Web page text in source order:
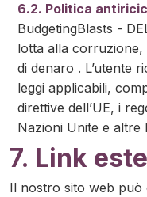
6.2. Politica
BudgetingBlasts -
lotta alla corruzione,
di denaro . L’utente
leggi applicabili,
direttive dell’UE, i
Nazioni Unite e altre
7. Link
Il nostro sito web può